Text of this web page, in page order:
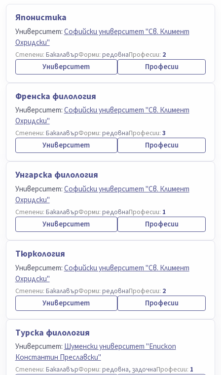
Японистика
Университет:Софийски университет "Св. Климент
Охридски"
Степени: БакалавърФорми: редовнаПрофесии: 2
Университет Професии
Френска филология
Университет:Софийски университет "Св. Климент
Охридски"
Степени: БакалавърФорми: редовнаПрофесии: 3
Университет Професии
Унгарска филология
Университет:Софийски университет "Св. Климент
Охридски"
Степени: БакалавърФорми: редовнаПрофесии: 1
Университет Професии
Тюркология
Университет:Софийски университет "Св. Климент
Охридски"
Степени: БакалавърФорми: редовнаПрофесии: 2
Университет Професии
Турска филология
Университет: Шуменски университет "Епископ
Константин Преславски"
Степени: БакалавърФорми: редовна, задочнаПрофесии: 1